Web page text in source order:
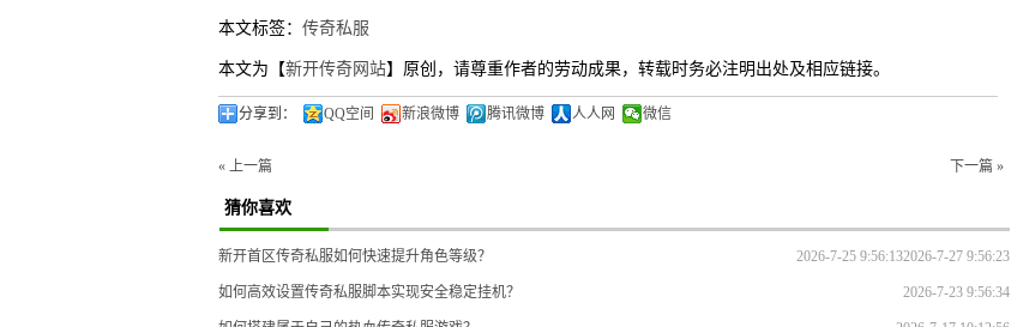
本文标签： 传奇私服
本文为【新开传奇网站】原创，请尊重作者的劳动成果，转载时务必注明出处及相应链接。
分享到： QQ空间 新浪微博 腾讯微博 人人网 微信
« 上一篇 下一篇 »
猜你喜欢
2026-7-27 9:56:23
新开首区传奇私服如何快速提升角色等级？ 2026-7-25 9:56:13
如何高效设置传奇私服脚本实现安全稳定挂机？ 2026-7-23 9:56:34